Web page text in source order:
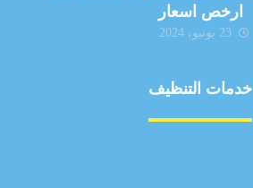
ارخص اسعار
23 يونيو، 2024
خدمات التنظيف